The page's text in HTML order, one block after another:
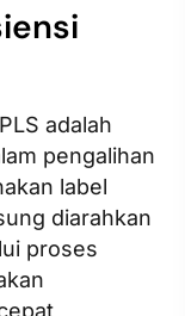
adalah
pengalihan
label
diarahkan
proses